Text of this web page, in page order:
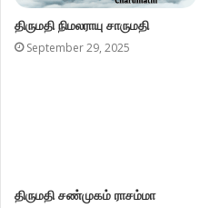
திருமதி நிமலராயு சாருமதி
September 29, 2025
திருமதி சண்முகம் ராசம்மா